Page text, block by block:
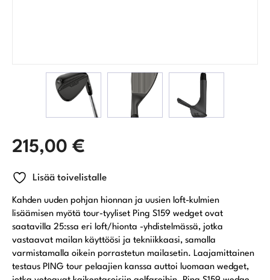
215,00 €
Lisää toivelistalle
Kahden uuden pohjan hionnan ja uusien loft-kulmien
lisäämisen myötä tour-tyyliset Ping S159 wedget ovat
saatavilla 25:ssa eri loft/hionta -yhdistelmässä, jotka
vastaavat mailan käyttöösi ja tekniikkaasi, samalla
varmistamalla oikein porrastetun mailasetin. Laajamittainen
testaus PING tour pelaajien kanssa auttoi luomaan wedget,